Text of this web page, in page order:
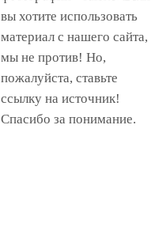
вы хотите использовать
материал с нашего сайта,
мы не против! Но,
пожалуйста, ставьте
ссылку на источник!
Спасибо за понимание.